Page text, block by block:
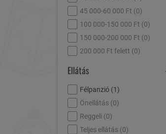
45 000-60 000 Ft (0)
100 000-150 000 Ft (0)
150 000-200 000 Ft (0)
200 000 Ft felett (0)
Ellátás
Félpanzió (1)
Önellátás (0)
Reggeli (0)
Teljes ellátás (0)